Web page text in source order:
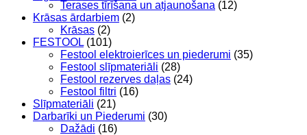
Terases tīrīšana un atjaunošana (12)
Krāsas ārdarbiem (2)
Krāsas (2)
FESTOOL (101)
Festool elektroierīces un piederumi (35)
Festool slīpmateriāli (28)
Festool rezerves daļas (24)
Festool filtri (16)
Slīpmateriāli (21)
Darbarīki un Piederumi (30)
Dažādi (16)